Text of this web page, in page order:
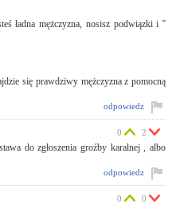
ładna mężczyzna, nosisz podwiązki i ''
się prawdziwy mężczyzna z pomocną
odpowiedz
do zgłoszenia groźby karalnej , albo
0 2
odpowiedz
0 0